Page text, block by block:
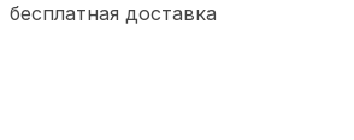
бесплатная доставка